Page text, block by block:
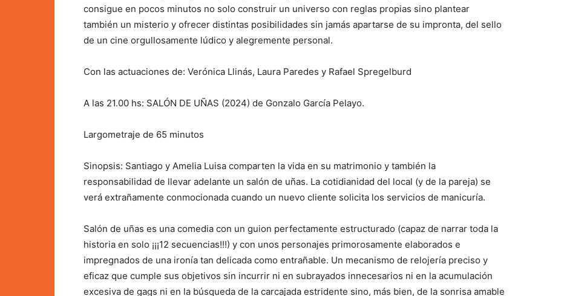
consigue en pocos minutos no solo construir un universo con reglas propias sino plantear
también un misterio y ofrecer distintas posibilidades sin jamás apartarse de su impronta, del sello
de un cine orgullosamente lúdico y alegremente personal.
Con las actuaciones de: Verónica Llinás, Laura Paredes y Rafael Spregelburd
A las 21.00 hs: SALÓN DE UÑAS (2024) de Gonzalo García Pelayo.
Largometraje de 65 minutos
Sinopsis: Santiago y Amelia Luisa comparten la vida en su matrimonio y también la
responsabilidad de llevar adelante un salón de uñas. La cotidianidad del local (y de la pareja) se
verá extrañamente conmocionada cuando un nuevo cliente solicita los servicios de manicuría.
Salón de uñas es una comedia con un guion perfectamente estructurado (capaz de narrar toda la
historia en solo ¡¡¡12 secuencias!!!) y con unos personajes primorosamente elaborados e
impregnados de una ironía tan delicada como entrañable. Un mecanismo de relojería preciso y
eficaz que cumple sus objetivos sin incurrir ni en subrayados innecesarios ni en la acumulación
excesiva de gags ni en la búsqueda de la carcajada estridente sino, más bien, de la sonrisa amable